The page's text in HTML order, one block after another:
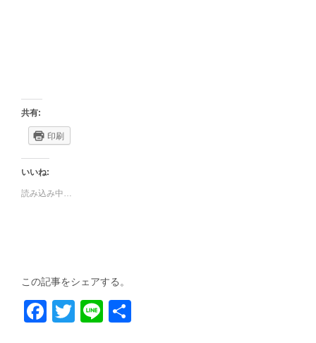
共有:
印刷
いいね:
読み込み中…
この記事をシェアする。
Facebook
Twitter
Line